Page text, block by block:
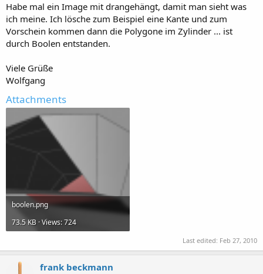
Habe mal ein Image mit drangehängt, damit man sieht was
ich meine. Ich lösche zum Beispiel eine Kante und zum
Vorschein kommen dann die Polygone im Zylinder ... ist
durch Boolen entstanden.
Viele Grüße
Wolfgang
Attachments
boolen.png
73.5 KB · Views: 724
Last edited: Feb 27, 2010
frank beckmann